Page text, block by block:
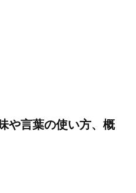
や言葉の使い方、概